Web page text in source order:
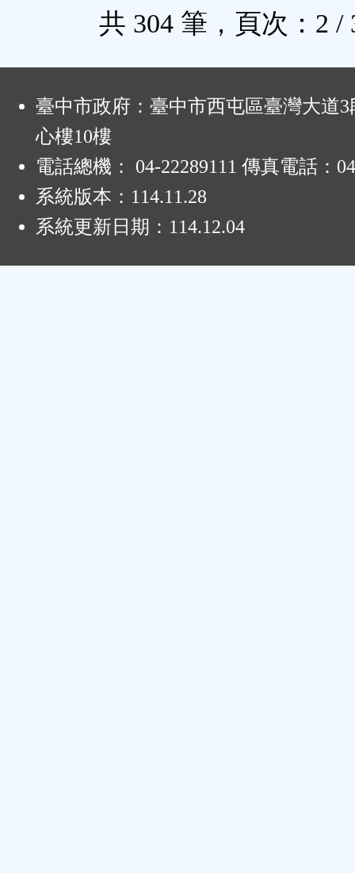
共 304 筆，頁次：2 /
臺中市政府：臺中市西屯區臺灣大道3
心樓10樓
電話總機： 04-22289111 傳真電話：
系統版本： 114.11.28
系統更新日期： 114.12.04